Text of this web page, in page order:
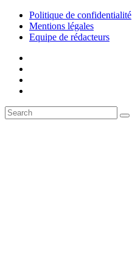
Politique de confidentialité
Mentions légales
Equipe de rédacteurs